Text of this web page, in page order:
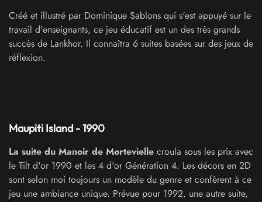
Créé et illustré par Dominique Sablons qui s'est appuyé sur le
travail d'enseignants, ce jeu éducatif est un des très grands
succès de Lankhor. Il connaîtra 6 suites basées sur des jeux de
réflexion.
Maupiti Island - 1990
La suite du Manoir de Mortevielle croula sous les prix avec
le Tilt d'or 1990 et les 4 d'or Génération 4. Les décors en 2D
sont selon moi toujours un modèle du genre et confèrent à ce
jeu une ambiance unique. Prévue pour 1992, une autre suite,